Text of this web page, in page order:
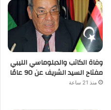
وفاة الكاتب والدبلوماسي الليبي
مفتاح السيد الشريف عن 90 عامًا
منذ 21 ساعة